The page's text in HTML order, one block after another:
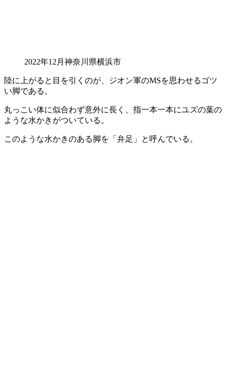
2022年12月神奈川県横浜市
陸に上がると目を引くのが、ジオン軍のMSを思わせるゴツ
い脚である。
丸っこい体に似合わず意外に長く、指一本一本にユズの葉の
ような水かきがついている。
このような水かきのある脚を「弁足」と呼んでいる。